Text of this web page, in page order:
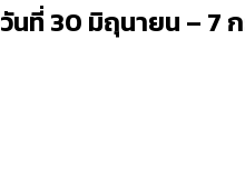
นที่ 30 มิถุนายน – 7